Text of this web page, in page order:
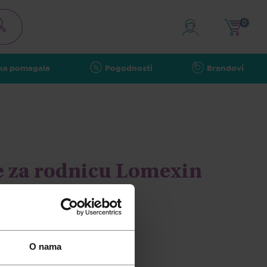
O nama
pomagala Pogodnosti Brandovi
0
za rodnicu Lomexin